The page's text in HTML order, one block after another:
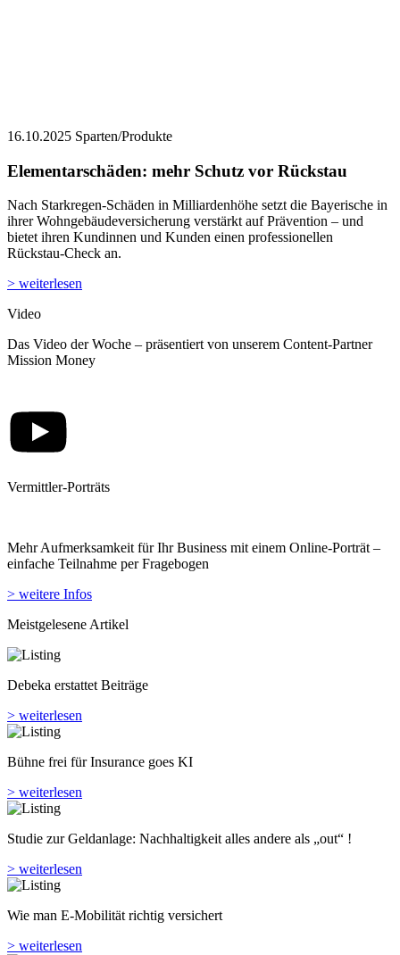
16.10.2025 Sparten/Produkte
Elementarschäden: mehr Schutz vor Rückstau
Nach Starkregen-Schäden in Milliardenhöhe setzt die Bayerische in
ihrer Wohngebäudeversicherung verstärkt auf Prävention – und
bietet ihren Kundinnen und Kunden einen professionellen
Rückstau-Check an.
> weiterlesen
Video
Das Video der Woche – präsentiert von unserem Content-Partner
Mission Money
Vermittler-Porträts
Mehr Aufmerksamkeit für Ihr Business mit einem Online-Porträt –
einfache Teilnahme per Fragebogen
> weitere Infos
Meistgelesene Artikel
Debeka erstattet Beiträge
> weiterlesen
Bühne frei für Insurance goes KI
> weiterlesen
Studie zur Geldanlage: Nachhaltigkeit alles andere als „out“ !
> weiterlesen
Wie man E-Mobilität richtig versichert
> weiterlesen